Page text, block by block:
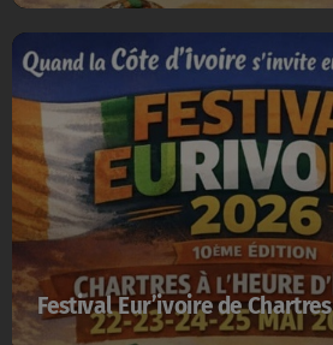
Festival Eur’ivoire de Chartres